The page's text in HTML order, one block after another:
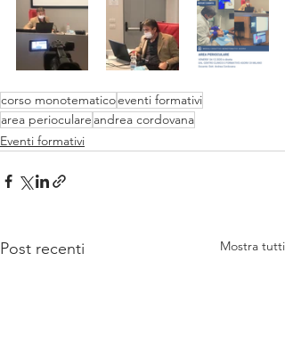
corso monotematicoeventi formativi
area perioculare andrea cordovana
Eventi formativi
Post recenti Mostra tutti